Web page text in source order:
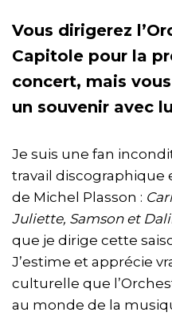
Vous dirigerez
Capitole pour la
concert, mais
un souvenir avec
Je suis une fan
travail discographique
de Michel Plasson :
Juliette, Samson et
que je dirige cette
J’estime et apprécie
culturelle que
au monde de la